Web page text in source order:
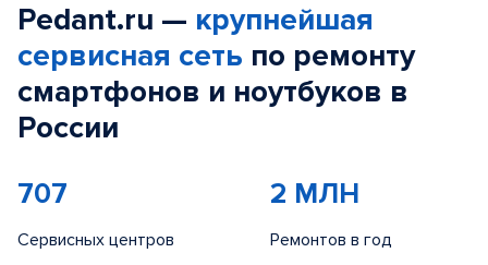
Pedant.ru — крупнейшая
сервисная сеть по ремонту
смартфонов и ноутбуков в
России
707
Сервисных центров
2 МЛН
Ремонтов в год